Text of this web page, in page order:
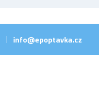
info@epoptavka.cz